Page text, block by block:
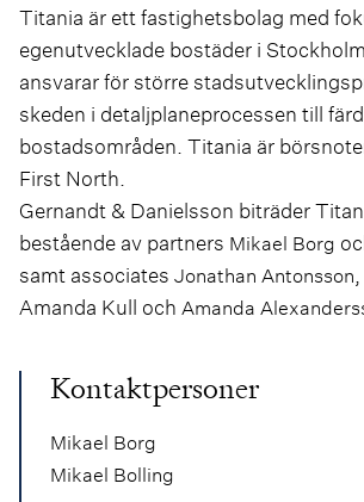
Titania är ett fastighetsbolag med
egenutvecklade bostäder i
ansvarar för större
skeden i detaljplaneprocessen till
bostadsområden. Titania är
First North.
Gernandt & Danielsson biträder
bestående av partners Mikael Borg
samt associates Jonathan Antonsson,
Amanda Kull och Amanda
Kontaktpersoner
Mikael Borg
Mikael Bolling